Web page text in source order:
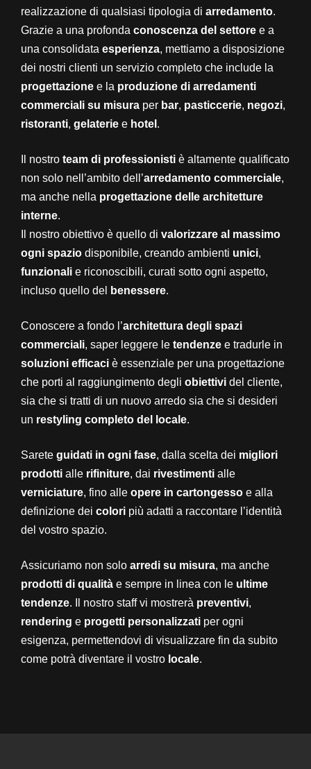
realizzazione di qualsiasi tipologia di arredamento.
Grazie a una profonda conoscenza del settore e a
una consolidata esperienza, mettiamo a disposizione
dei nostri clienti un servizio completo che include la
progettazione e la produzione di arredamenti
commerciali su misura per bar, pasticcerie, negozi,
ristoranti, gelaterie e hotel .
Il nostro team di professionisti è altamente qualificato
non solo nell’ambito dell’arredamento commerciale,
ma anche nella progettazione delle architetture
interne.
Il nostro obiettivo è quello di valorizzare al massimo
ogni spazio disponibile, creando ambienti unici,
funzionali e riconoscibili, curati sotto ogni aspetto,
incluso quello del
benessere.
Conoscere a fondo l’architettura degli spazi
commerciali, saper leggere le tendenze e tradurle in
soluzioni efficaci è essenziale per una progettazione
che porti al raggiungimento degli obiettivi del cliente,
sia che si tratti di un nuovo arredo sia che si desideri
un restyling completo del locale.
Sarete guidati in ogni fase, dalla scelta dei migliori
prodotti alle rifiniture, dai rivestimenti alle
verniciature, fino alle opere in cartongesso e alla
definizione dei colori più adatti a raccontare l’identità
del vostro spazio.
Assicuriamo non solo arredi su misura, ma anche
prodotti di qualità e sempre in linea con le ultime
tendenze. Il nostro staff vi mostrerà preventivi,
rendering e progetti personalizzati per ogni
esigenza, permettendovi di visualizzare fin da subito
come potrà diventare il vostro locale.